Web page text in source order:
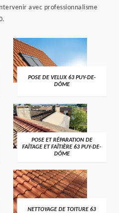
avec professionnalisme
POSE DE VELUX 63 PUY-DE-
DÔME
POSE ET RÉPARATION DE
FAÎTAGE ET FAÎTIÈRE 63 PUY-DE-
DÔME
NETTOYAGE DE TOITURE 63